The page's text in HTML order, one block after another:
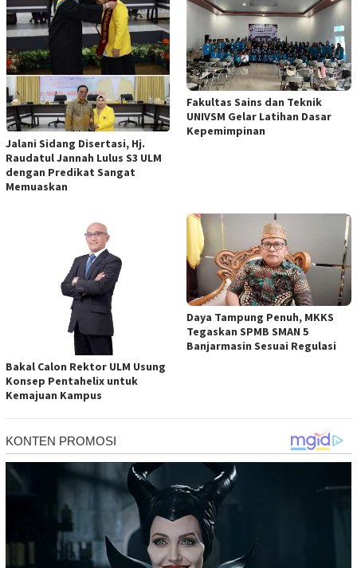
Jalani Sidang Disertasi, Hj.
Raudatul Jannah Lulus S3 ULM
dengan Predikat Sangat
Memuaskan
Fakultas Sains dan Teknik
UNIVSM Gelar Latihan Dasar
Kepemimpinan
Bakal Calon Rektor ULM Usung
Konsep Pentahelix untuk
Kemajuan Kampus
Daya Tampung Penuh, MKKS
Tegaskan SPMB SMAN 5
Banjarmasin Sesuai Regulasi